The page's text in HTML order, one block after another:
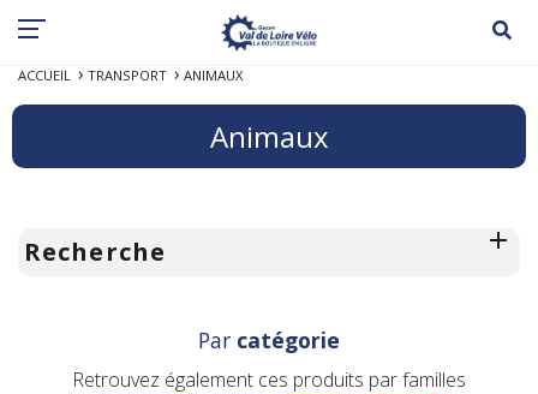
ACCUEIL TRANSPORT ANIMAUX
Animaux
Recherche
Par catégorie
Retrouvez également ces produits par familles